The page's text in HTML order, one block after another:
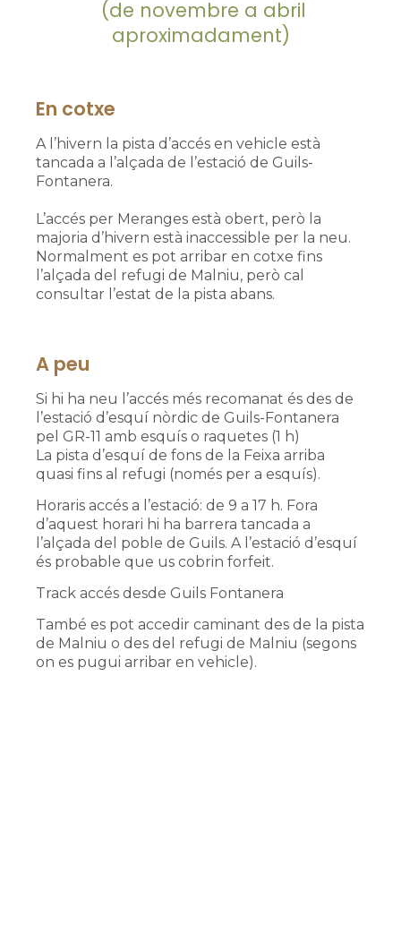
(de novembre a abril
aproximadament)
En cotxe
A l’hivern la pista d’accés en vehicle està
tancada a l’alçada de l’estació de Guils-
Fontanera.
L’accés per Meranges està obert, però la
majoria d’hivern està inaccessible per la neu.
Normalment es pot arribar en cotxe fins
l’alçada del refugi de Malniu, però cal
consultar l’estat de la pista abans.
A peu
Si hi ha neu l’accés més recomanat és des de
l’estació d’esquí nòrdic de Guils-Fontanera
pel GR-11 amb esquís o raquetes (1 h)
La pista d’esquí de fons de la Feixa arriba
quasi fins al refugi (només per a esquís).
Horaris accés a l’estació: de 9 a 17 h. Fora
d’aquest horari hi ha barrera tancada a
l’alçada del poble de Guils. A l’estació d’esquí
és probable que us cobrin forfeit.
Track accés desde Guils Fontanera
També es pot accedir caminant des de la pista
de Malniu o des del refugi de Malniu (segons
on es pugui arribar en vehicle).